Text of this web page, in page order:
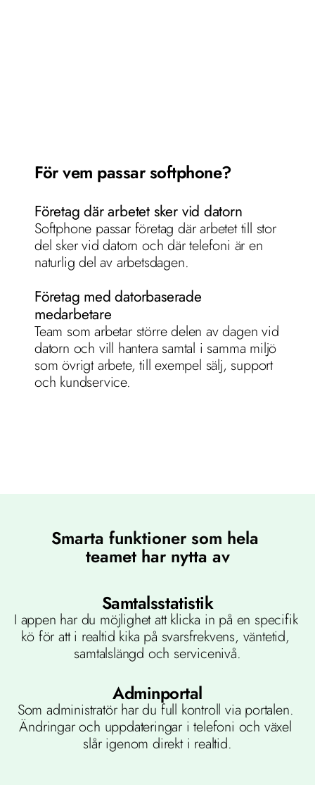
För vem passar softphone?
Företag där arbetet sker vid datorn
Softphone passar företag där arbetet till stor
del sker vid datorn och där telefoni är en
naturlig del av arbetsdagen.
Företag med datorbaserade
medarbetare
Team som arbetar större delen av dagen vid
datorn och vill hantera samtal i samma miljö
som övrigt arbete, till exempel sälj, support
och kundservice.
Smarta funktioner som hela
teamet har nytta av
telefoni med nya smarta funktioner som förenklar arbetsdagen.
funktioner som våra kunder uppskattar lite extra.
Samtalsstatistik
I appen har du möjlighet att klicka in på en specifik
kö för att i realtid kika på svarsfrekvens, väntetid,
samtalslängd och servicenivå.
Adminportal
Som administratör har du full kontroll via portalen.
Ändringar och uppdateringar i telefoni och växel
slår igenom direkt i realtid.